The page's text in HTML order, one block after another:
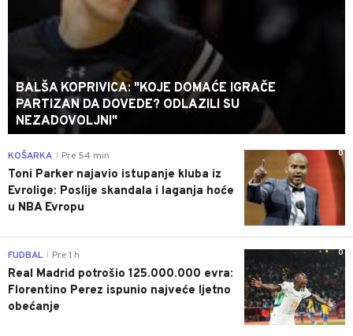
BALŠA KOPRIVICA: "KOJE DOMAĆE IGRAČE
PARTIZAN DA DOVEDE? ODLAZILI SU
NEZADOVOLJNI"
0
KOŠARKA Pre 54 min
Toni Parker najavio istupanje kluba iz
Evrolige: Poslije skandala i laganja hoće
u NBA Evropu
0
FUDBAL Pre 1 h
Real Madrid potrošio 125.000.000 evra:
Florentino Perez ispunio najveće ljetno
obećanje